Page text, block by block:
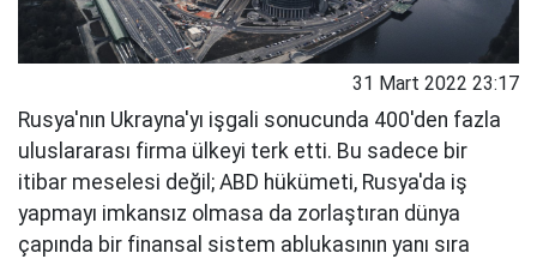
31 Mart 2022 23:17
Rusya'nın Ukrayna'yı işgali sonucunda 400'den fazla
uluslararası firma ülkeyi terk etti. Bu sadece bir
itibar meselesi değil; ABD hükümeti, Rusya'da iş
yapmayı imkansız olmasa da zorlaştıran dünya
çapında bir finansal sistem ablukasının yanı sıra